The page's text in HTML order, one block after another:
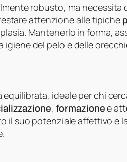
robusto, ma necessita
attenzione alle tipiche
Mantenerlo in forma,
del pelo e delle
ideale per chi
, formazionee
il suo potenziale affettivo e